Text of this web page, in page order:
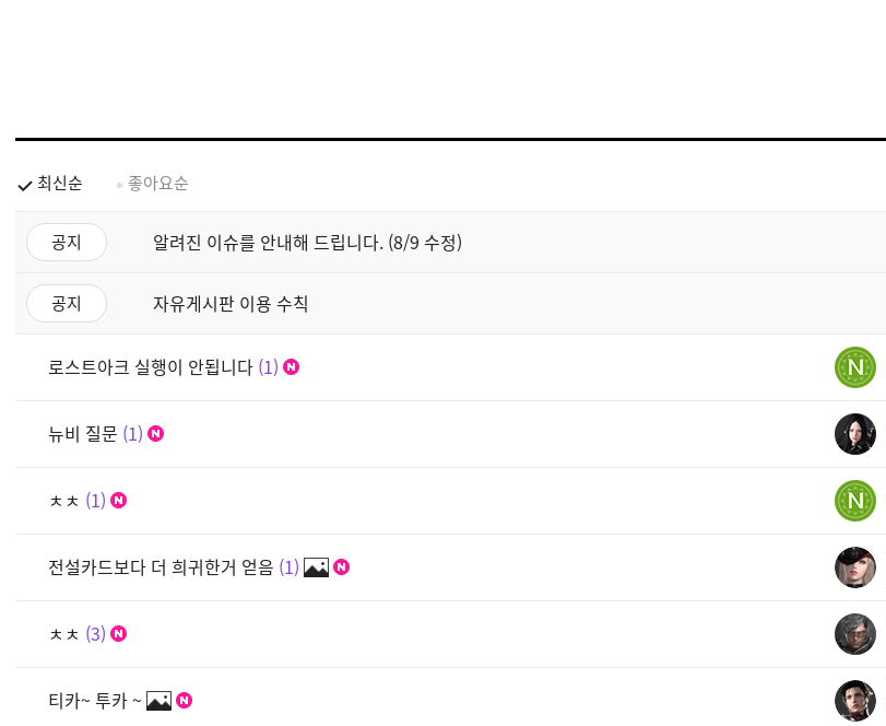
최신순 좋아요순
공지 알려진 이슈를 안내해 드립니다. (8/9 수정)
공지 자유게시판 이용 수칙
로스트아크 실행이 안됩니다 1
뉴비 질문 1
ㅊㅊ 1
전설카드보다 더 희귀한거 얻음 1
ㅊㅊ 3
티카~ 투카 ~